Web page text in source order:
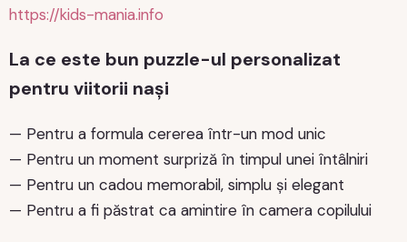
https://kids-mania.info
La ce este bun puzzle-ul personalizat
pentru viitorii nași
— Pentru a formula cererea într-un mod unic
— Pentru un moment surpriză în timpul unei întâlniri
— Pentru un cadou memorabil, simplu și elegant
— Pentru a fi păstrat ca amintire în camera copilului